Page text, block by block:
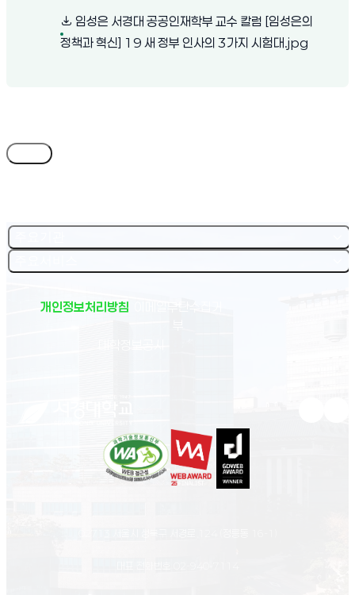
임성은 서경대 공공인재학부 교수 칼럼 [임성은의
정책과 혁신] 19 새 정부 인사의 3가지 시험대.jpg
개인정보처리방침